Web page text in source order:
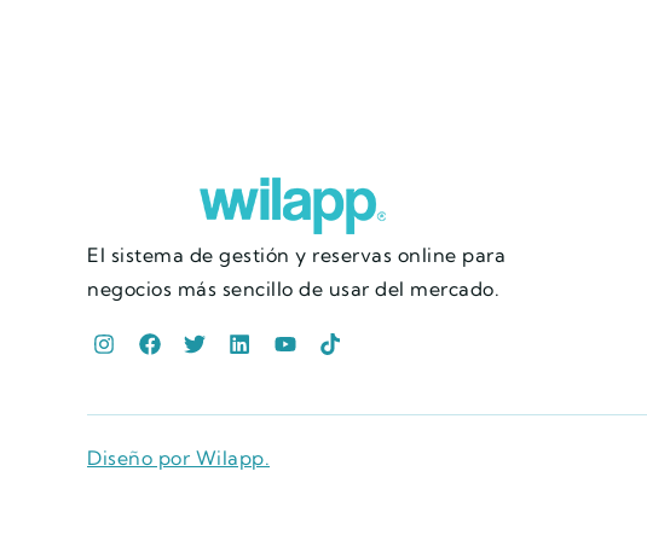
El sistema de gestión y reservas online para
negocios más sencillo de usar del mercado.
Diseño por Wilapp.